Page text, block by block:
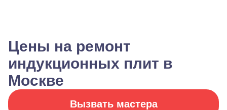
Цены на ремонт
индукционных плит в
Москве
Вызвать мастера